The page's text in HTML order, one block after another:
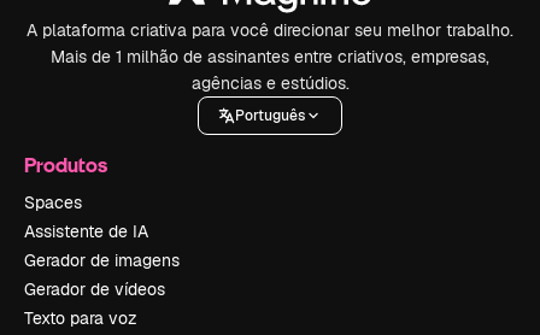
A plataforma criativa para você direcionar seu melhor trabalho.
Mais de 1 milhão de assinantes entre criativos, empresas,
agências e estúdios.
Português
Produtos
Spaces
Assistente de IA
Gerador de imagens
Gerador de vídeos
Texto para voz